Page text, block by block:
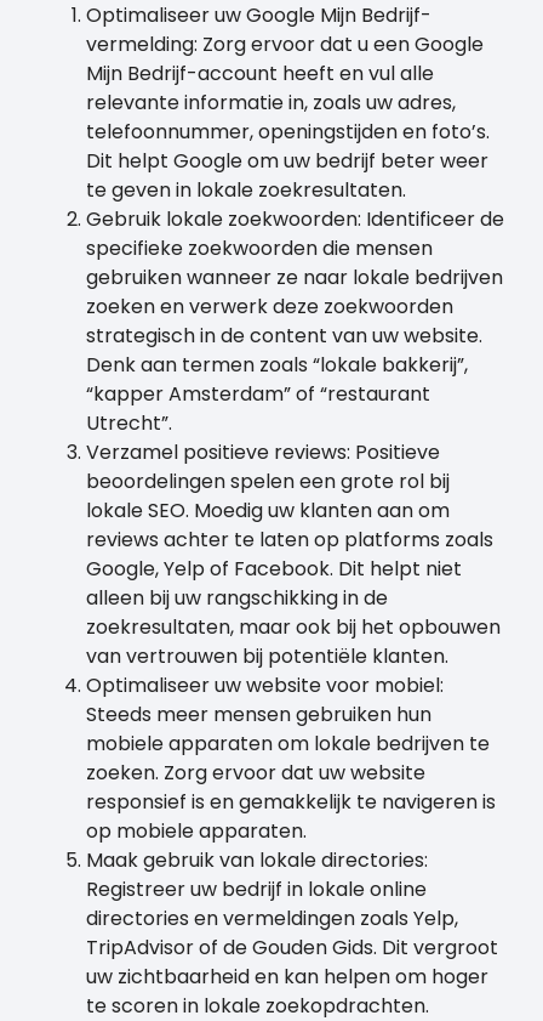
Optimaliseer uw Google Mijn Bedrijf-
vermelding: Zorg ervoor dat u een Google
Mijn Bedrijf-account heeft en vul alle
relevante informatie in, zoals uw adres,
telefoonnummer, openingstijden en foto’s.
Dit helpt Google om uw bedrijf beter weer
te geven in lokale zoekresultaten.
Gebruik lokale zoekwoorden: Identificeer de
specifieke zoekwoorden die mensen
gebruiken wanneer ze naar lokale bedrijven
zoeken en verwerk deze zoekwoorden
strategisch in de content van uw website.
Denk aan termen zoals “lokale bakkerij”,
“kapper Amsterdam” of “restaurant
Utrecht”.
Verzamel positieve reviews: Positieve
beoordelingen spelen een grote rol bij
lokale SEO. Moedig uw klanten aan om
reviews achter te laten op platforms zoals
Google, Yelp of Facebook. Dit helpt niet
alleen bij uw rangschikking in de
zoekresultaten, maar ook bij het opbouwen
van vertrouwen bij potentiële klanten.
Optimaliseer uw website voor mobiel:
Steeds meer mensen gebruiken hun
mobiele apparaten om lokale bedrijven te
zoeken. Zorg ervoor dat uw website
responsief is en gemakkelijk te navigeren is
op mobiele apparaten.
Maak gebruik van lokale directories:
Registreer uw bedrijf in lokale online
directories en vermeldingen zoals Yelp,
TripAdvisor of de Gouden Gids. Dit vergroot
uw zichtbaarheid en kan helpen om hoger
te scoren in lokale zoekopdrachten.